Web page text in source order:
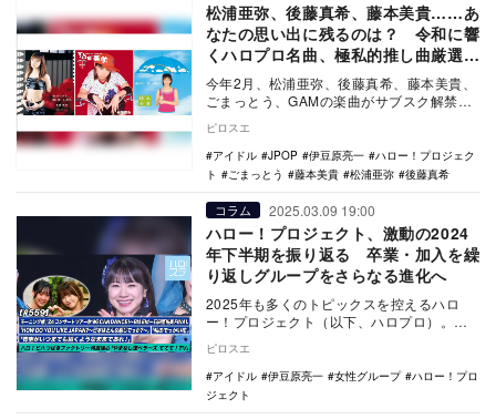
松浦亜弥、後藤真希、藤本美貴……あ
なたの思い出に残るのは？ 令和に響
くハロプロ名曲、極私的推し曲厳選紹
介
今年2月、松浦亜弥、後藤真希、藤本美貴、
ごまっとう、GAMの楽曲がサブスク解禁と
グルのカッ…
ピロスエ
アイドル
JPOP 伊豆原亮一
ハロー！プロジェク
ト
ごまっとう 藤本美貴 松浦亜弥 後藤真希
コラム 2025.03.09 19:00
ハロー！プロジェクト、激動の2024
年下半期を振り返る 卒業・加入を繰
り返しグループをさらなる進化へ
2025年も多くのトピックスを控えるハロ
ー！プロジェクト（以下、ハロプロ）。こ
12月の…
ピロスエ
アイドル
伊豆原亮一 女性グループ
ハロー！プロ
ジェクト